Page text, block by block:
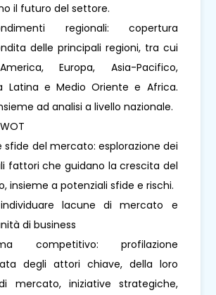
il futuro del settore.
regionali: copertura
delle principali regioni, tra cui
Europa, Asia-Pacifico,
Latina e Medio Oriente e Africa.
ad analisi a livello nazionale.
sfide del mercato: esplorazione dei
fattori che guidano la crescita del
insieme a potenziali sfide e rischi.
lacune di mercato e
di business
competitivo: profilazione
degli attori chiave, della loro
mercato, iniziative strategiche,